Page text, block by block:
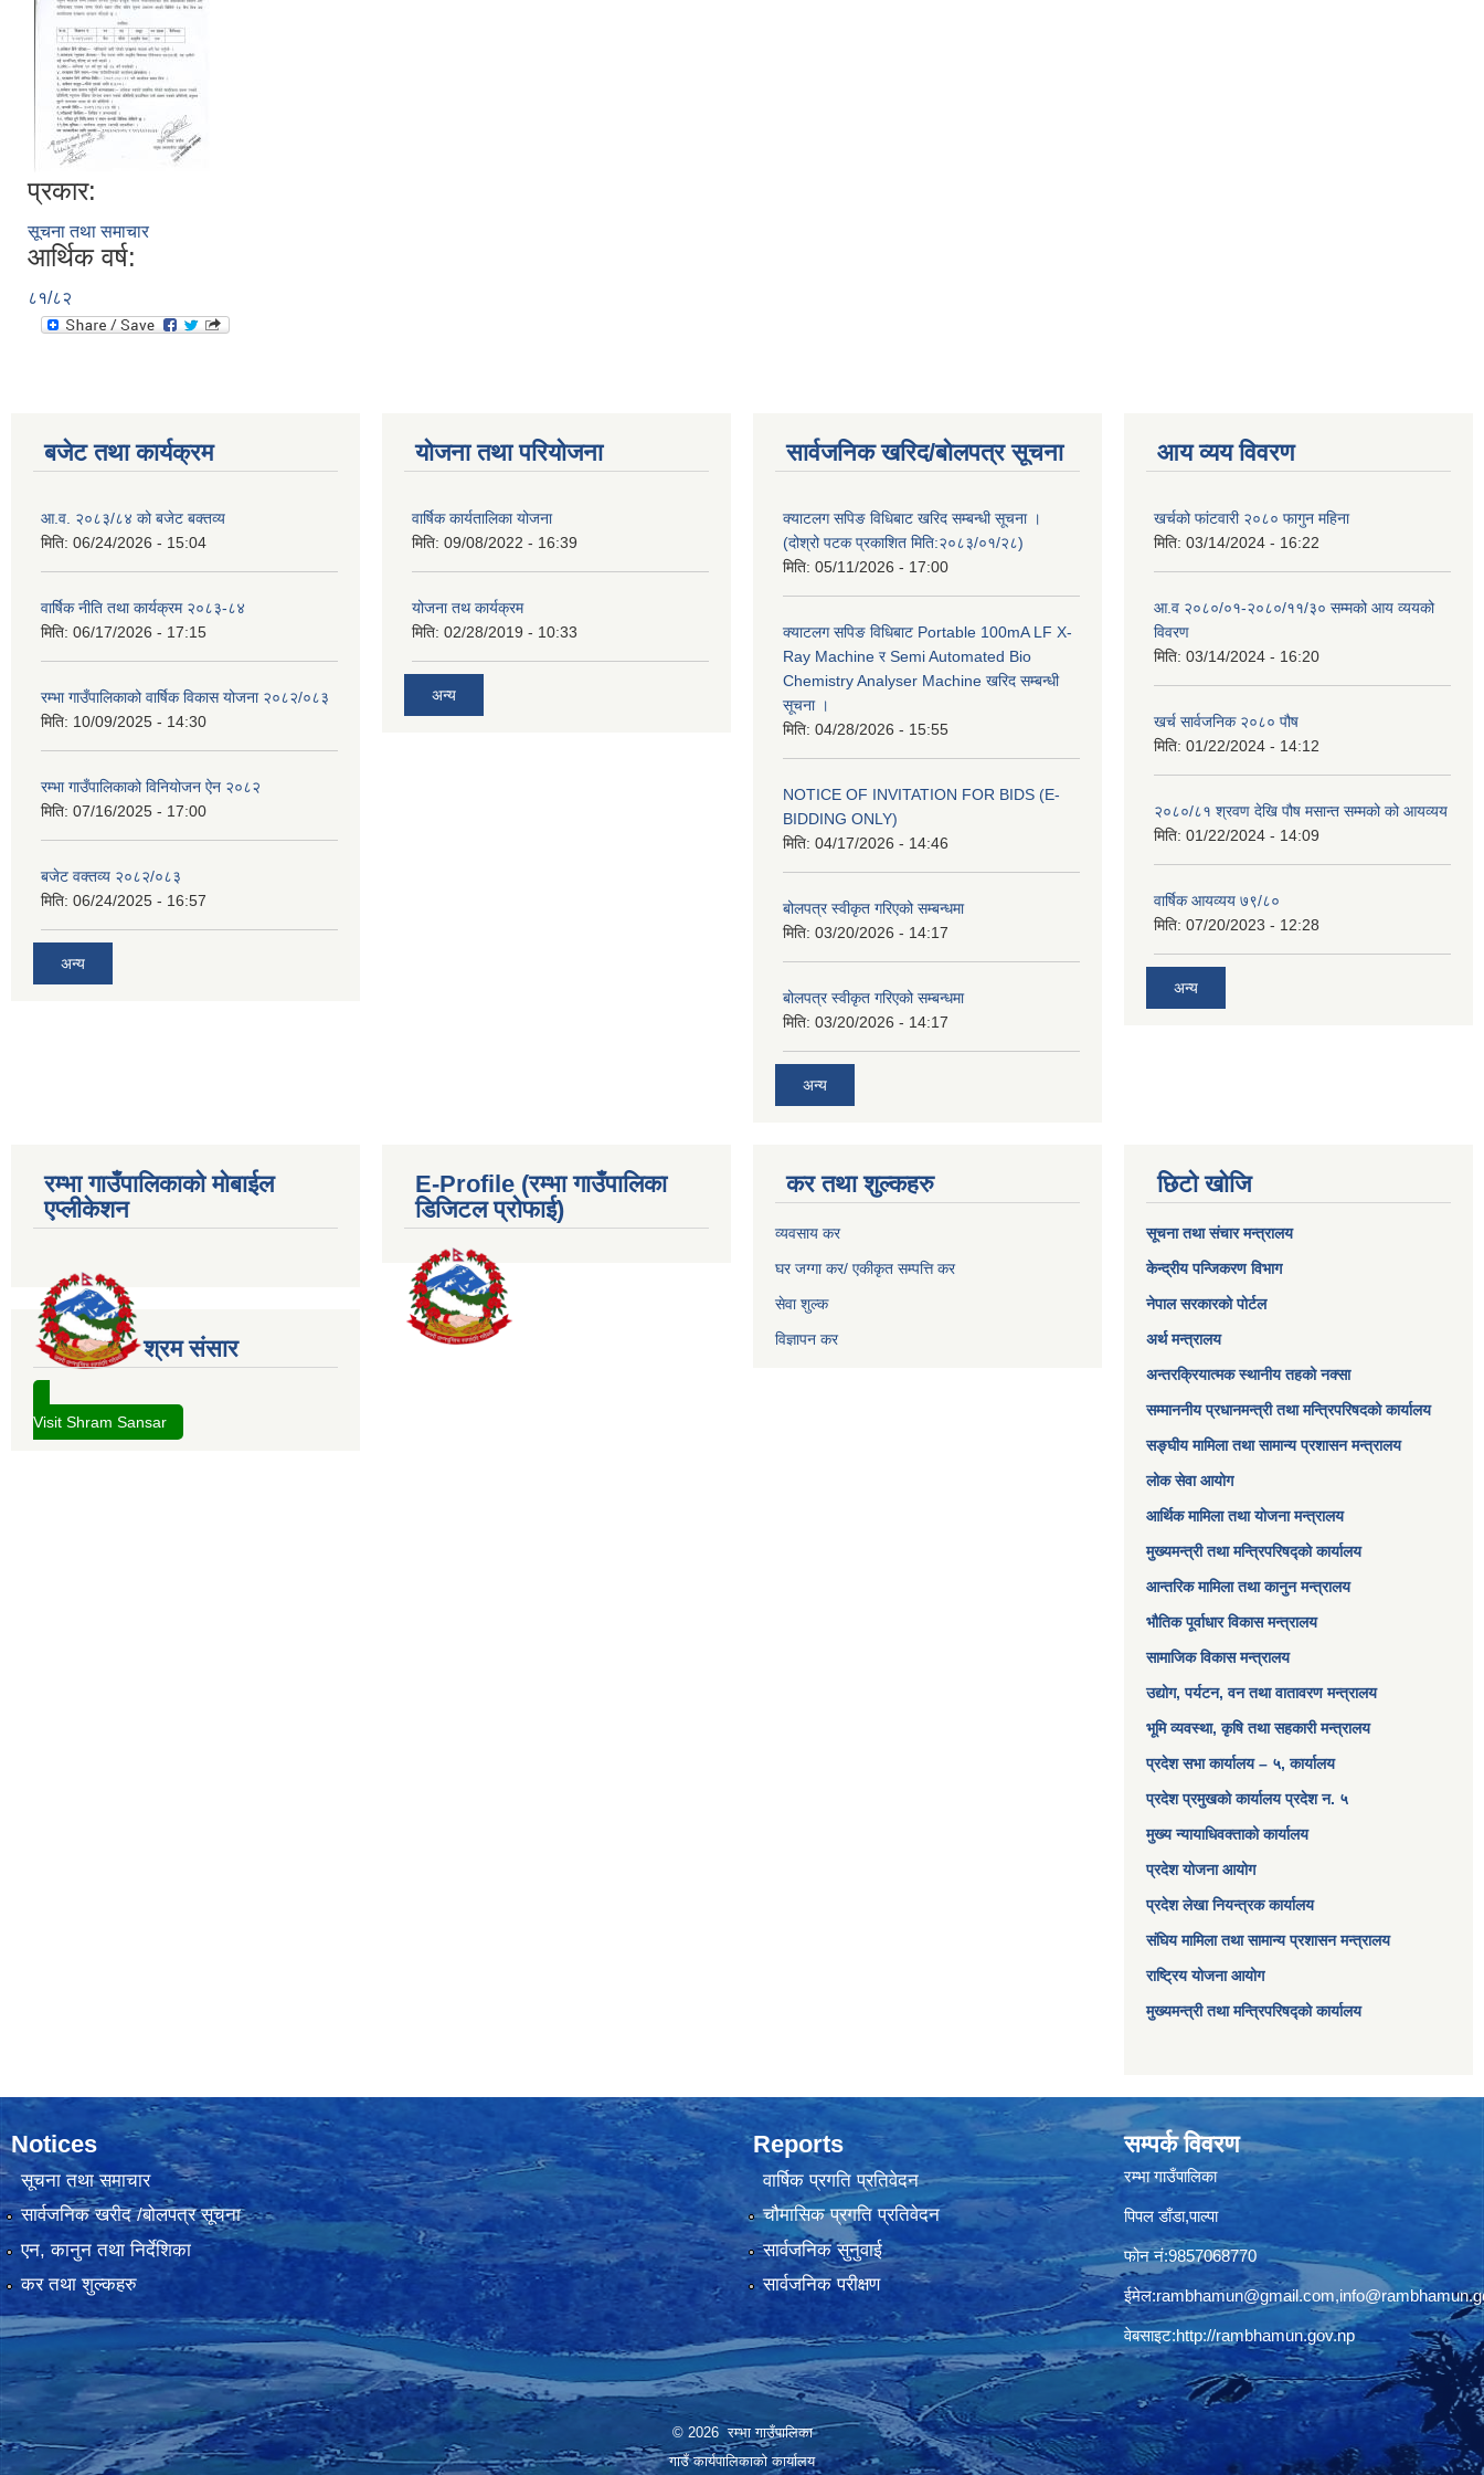
प्रकार:
सूचना तथा समाचार
आर्थिक वर्ष:
८१/८२
बजेट तथा कार्यक्रम
आ.व. २०८३/८४ को बजेट बक्तव्य
मिति: 06/24/2026 - 15:04
वार्षिक नीति तथा कार्यक्रम २०८३-८४
मिति: 06/17/2026 - 17:15
रम्भा गाउँपालिकाको वार्षिक विकास योजना २०८२/०८३
मिति: 10/09/2025 - 14:30
रम्भा गाउँपालिकाको विनियोजन ऐन २०८२
मिति: 07/16/2025 - 17:00
बजेट वक्तव्य २०८२/०८३
मिति: 06/24/2025 - 16:57
अन्य
योजना तथा परियोजना
वार्षिक कार्यतालिका योजना
मिति: 09/08/2022 - 16:39
योजना तथ कार्यक्रम
मिति: 02/28/2019 - 10:33
अन्य
सार्वजनिक खरिद/बोलपत्र सूचना
क्याटलग सपिङ विधिबाट खरिद सम्बन्धी सूचना ।
(दोश्रो पटक प्रकाशित मिति:२०८३/०१/२८)
मिति: 05/11/2026 - 17:00
क्याटलग सपिङ विधिबाट Portable 100mA LF X-
Ray Machine र Semi Automated Bio
Chemistry Analyser Machine खरिद सम्बन्धी
सूचना ।
मिति: 04/28/2026 - 15:55
NOTICE OF INVITATION FOR BIDS (E-
BIDDING ONLY)
मिति: 04/17/2026 - 14:46
बोलपत्र स्वीकृत गरिएको सम्बन्धमा
मिति: 03/20/2026 - 14:17
बोलपत्र स्वीकृत गरिएको सम्बन्धमा
मिति: 03/20/2026 - 14:17
अन्य
आय व्यय विवरण
खर्चको फांटवारी २०८० फागुन महिना
मिति: 03/14/2024 - 16:22
आ.व २०८०/०१-२०८०/११/३० सम्मको आय व्ययको
विवरण
मिति: 03/14/2024 - 16:20
खर्च सार्वजनिक २०८० पौष
मिति: 01/22/2024 - 14:12
२०८०/८१ श्रवण देखि पौष मसान्त सम्मको को आयव्यय
मिति: 01/22/2024 - 14:09
वार्षिक आयव्यय ७९/८०
मिति: 07/20/2023 - 12:28
अन्य
रम्भा गाउँपालिकाको मोबाईल
एप्लीकेशन
श्रम संसार
Visit Shram Sansar
E-Profile (रम्भा गाउँपालिका
डिजिटल प्रोफाई)
कर तथा शुल्कहरु
व्यवसाय कर
घर जग्गा कर/ एकीकृत सम्पत्ति कर
सेवा शुल्क
विज्ञापन कर
छिटो खोजि
सूचना तथा संचार मन्त्रालय
केन्द्रीय पन्जिकरण विभाग
नेपाल सरकारको पोर्टल
अर्थ मन्त्रालय
अन्तरक्रियात्मक स्थानीय तहको नक्सा
सम्माननीय प्रधानमन्त्री तथा मन्त्रिपरिषद‌को कार्यालय
सङ्‍घीय मामिला तथा सामान्य प्रशासन मन्त्रालय
लोक सेवा आयोग
आर्थिक मामिला तथा योजना मन्त्रालय​
मुख्यमन्त्री तथा मन्त्रिपरिषद्को कार्यालय
आन्तरिक मामिला तथा कानुन मन्त्रालय
भौतिक पूर्वाधार विकास मन्त्रालय
सामाजिक विकास मन्त्रालय
उद्योग, पर्यटन, वन तथा वातावरण मन्त्रालय
भूमि व्यवस्था, कृषि तथा सहकारी मन्त्रालय
प्रदेश सभा कार्यालय – ५, कार्यालय
प्रदेश प्रमुखको कार्यालय प्रदेश न. ५
मुख्य न्यायाधिवक्ताको कार्यालय
प्रदेश योजना आयोग
प्रदेश लेखा नियन्त्रक कार्यालय
संघिय मामिला तथा सामान्य प्रशासन मन्त्रालय
राष्ट्रिय योजना आयोग
मुख्यमन्त्री तथा मन्त्रिपरिषद्को कार्यालय
Notices
सूचना तथा समाचार
सार्वजनिक खरीद /बोलपत्र सूचना
एन, कानुन तथा निर्देशिका
कर तथा शुल्कहरु
Reports
वार्षिक प्रगति प्रतिवेदन
चौमासिक प्रगति प्रतिवेदन
सार्वजनिक सुनुवाई
सार्वजनिक परीक्षण
सम्पर्क विवरण
रम्भा गाउँपालिका
पिपल डाँडा,पाल्पा
फोन नं:9857068770
ईमेल:rambhamun@gmail.com,
वेबसाइट:http://rambhamun.gov.np
© 2026 रम्भा गाउँपालिका
गाउँ कार्यपालिकाको कार्यालय